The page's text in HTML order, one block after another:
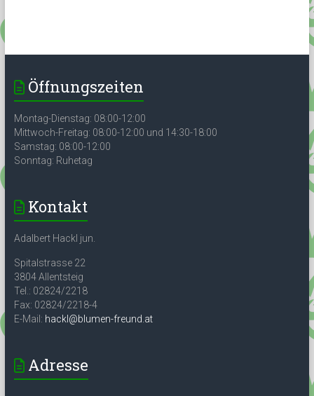
Öffnungszeiten
Montag-Dienstag: 08:00-12:00
Mittwoch-Freitag: 08:00-12:00 und 14:30-18:00
Samstag: 08:00-12:00
Sonntag: Ruhetag
Kontakt
Adalbert Hackl jun.
Spitalstrasse 22
3804 Allentsteig
Tel.: 02824/2218
Fax: 02824/2218-4
E-Mail: hackl@blumen-freund.at
Adresse